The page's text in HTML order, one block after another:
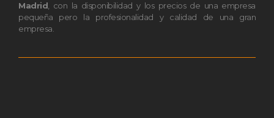
Madrid , con la disponibilidad y los precios de una empresa
pequeña pero la profesionalidad y calidad de una gran
empresa.